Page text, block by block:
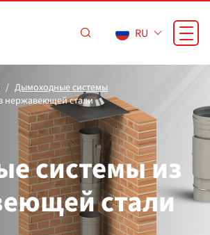
RU
Дымоходные системы
нержавеющей стали
системы из
стали